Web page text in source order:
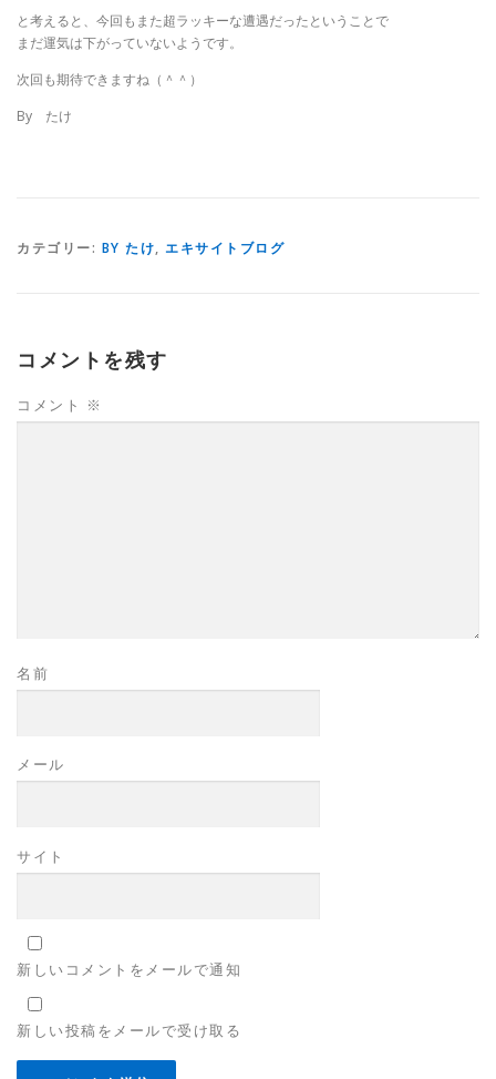
と考えると、今回もまた超ラッキーな遭遇だったということで
まだ運気は下がっていないようです。
次回も期待できますね（＾＾）
By たけ
カテゴリー: BY たけ, エキサイトブログ
コメントを残す
コメント ※
名前
メール
サイト
新しいコメントをメールで通知
新しい投稿をメールで受け取る